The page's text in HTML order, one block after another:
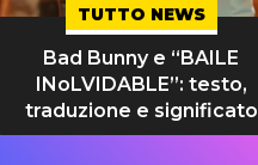
TUTTO NEWS
Bad Bunny e “BAILE
INoLVIDABLE”: testo,
traduzione e significato